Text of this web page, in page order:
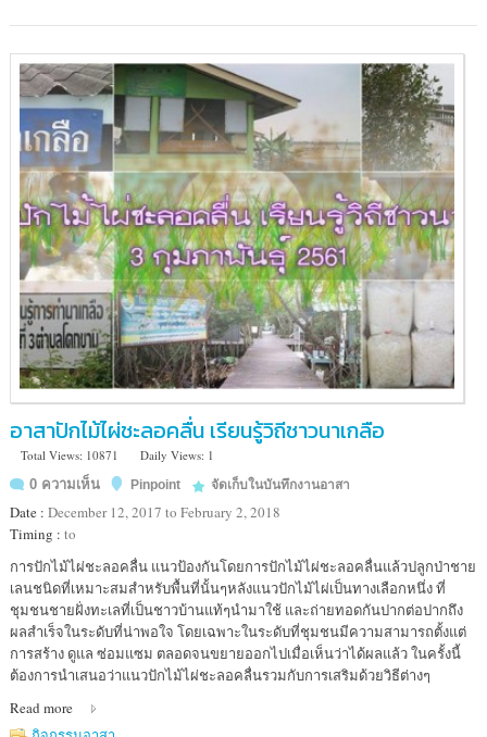
อาสาปักไม้ไผ่ชะลอคลื่น เรียนรู้วิถีชาวนาเกลือ
Total Views: 10871
Daily Views: 1
0 ความเห็น
Pinpoint จัดเก็บในบันทึกงานอาสา
Date : December 12, 2017 to February 2, 2018
Timing : to
Location
:
โรงเรียน
นา
เกลือ
การปักไม้ไผ่ชะลอคลื่น แนวป้องกันโดยการปักไม้ไผ่ชะลอคลื่นแล้วปลูกป่าชาย
เลนชนิดที่เหมาะสมสำหรับพื้นที่นั้นๆหลังแนวปักไม้ไผ่เป็นทางเลือกหนึ่ง ที่
ชุมชนชายฝั่งทะเลที่เป็นชาวบ้านแท้ๆนำมาใช้ และถ่ายทอดกันปากต่อปากถึง
ผลสำเร็จในระดับที่น่าพอใจ โดยเฉพาะในระดับที่ชุมชนมีความสามารถตั้งแต่
การสร้าง ดูแล ซ่อมแซม ตลอดจนขยายออกไปเมื่อเห็นว่าได้ผลแล้ว ในครั้งนี้
ต้องการนำเสนอว่าแนวปักไม้ไผ่ชะลอคลื่นรวมกับการเสริมด้วยวิธีต่างๆ
Read more